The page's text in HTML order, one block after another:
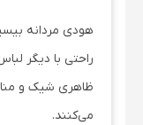
هودی‌ مردانه
راحتی با دیگر
ظاهری شیک و
می‌کنند.